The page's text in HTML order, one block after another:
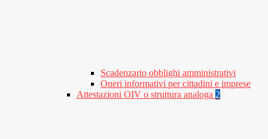
Scadenzario obblighi amministrativi
Oneri informativi per cittadini e imprese
Attestazioni OIV o struttura analoga 2